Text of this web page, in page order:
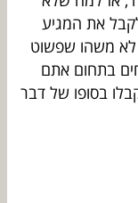
את המגיע
לא משהו שפשוט
בתחום אתם
בסופו של דבר